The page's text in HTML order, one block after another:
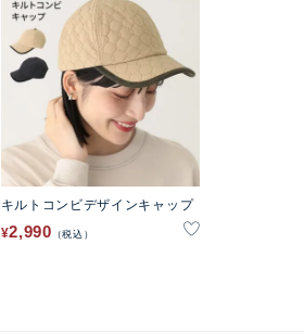
キルトコンビデザインキャップ
¥2,990 税込